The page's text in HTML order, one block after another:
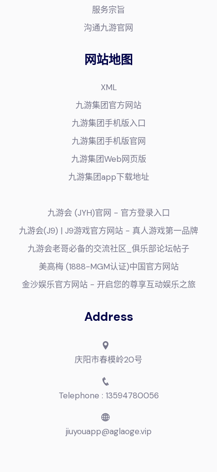
服务宗旨
沟通九游官网
网站地图
XML
九游集团官方网站
九游集团手机版入口
九游集团手机版官网
九游集团Web网页版
九游集团app下载地址
九游会 (JYH)官网 - 官方登录入口
九游会(J9) | J9游戏官方网站 - 真人游戏第一品牌
九游会老哥必备的交流社区_俱乐部论坛帖子
美高梅 (1888-MGM认证)中国官方网站
金沙娱乐官方网站 - 开启您的尊享互动娱乐之旅
Address
庆阳市春模岭20号
Telephone : 13594780056
jiuyouapp@aglaoge.vip